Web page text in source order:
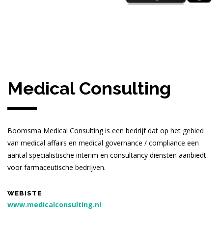
Medical Consulting
Boomsma Medical Consulting is een bedrijf dat op het gebied
van medical affairs en medical governance / compliance een
aantal specialistische interim en consultancy diensten aanbiedt
voor farmaceutische bedrijven.
WEBISTE
www.medicalconsulting.nl